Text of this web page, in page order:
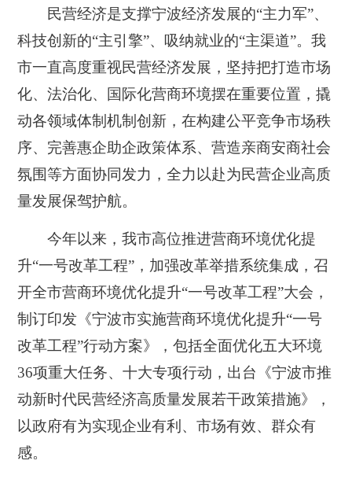
民营经济是支撑宁波经济发展的“主力军”、
科技创新的“主引擎”、吸纳就业的“主渠道”。我
市一直高度重视民营经济发展，坚持把打造市场
化、法治化、国际化营商环境摆在重要位置，撬
动各领域体制机制创新，在构建公平竞争市场秩
序、完善惠企助企政策体系、营造亲商安商社会
氛围等方面协同发力，全力以赴为民营企业高质
量发展保驾护航。
今年以来，我市高位推进营商环境优化提
升“一号改革工程”，加强改革举措系统集成，召
开全市营商环境优化提升“一号改革工程”大会，
制订印发《宁波市实施营商环境优化提升“一号
改革工程”行动方案》，包括全面优化五大环境
36项重大任务、十大专项行动，出台《宁波市推
动新时代民营经济高质量发展若干政策措施》，
以政府有为实现企业有利、市场有效、群众有
感。